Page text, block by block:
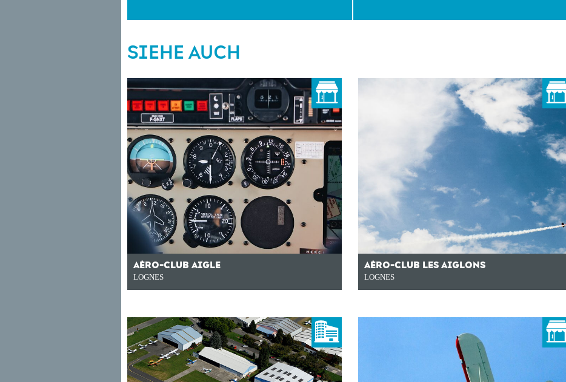
SIEHE AUCH
AÉRO-CLUB AIGLE
LOGNES
AÉRO-CLUB LES AIGLONS
LOGNES